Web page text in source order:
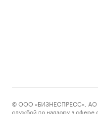
© ООО «БИЗНЕСПРЕСС», АО
службой по надзору в сфере